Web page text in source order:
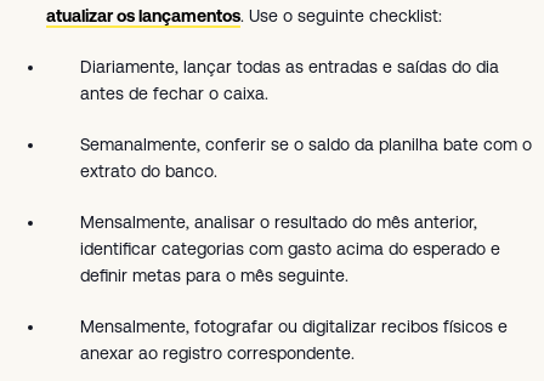
atualizar os lançamentos. Use o seguinte checklist:
Diariamente, lançar todas as entradas e saídas do dia
antes de fechar o caixa.
Semanalmente, conferir se o saldo da planilha bate com o
extrato do banco.
Mensalmente, analisar o resultado do mês anterior,
identificar categorias com gasto acima do esperado e
definir metas para o mês seguinte.
Mensalmente, fotografar ou digitalizar recibos físicos e
anexar ao registro correspondente.